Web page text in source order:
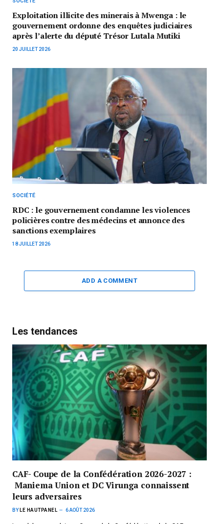
Exploitation illicite des minerais à Mwenga : le
gouvernement ordonne des enquêtes judiciaires
après l’alerte du député Trésor Lutala Mutiki
20 JUILLET 2026
SOCIÉTÉ
RDC : le gouvernement condamne les violences
policières contre des médecins et annonce des
sanctions exemplaires
18 JUILLET 2026
ADD A COMMENT
Les tendances
CAF- Coupe de la Confédération 2026-2027 :
Maniema Union et DC Virunga connaissent
leurs adversaires
BY LE HAUTPANEL 6 AOÛT 2026